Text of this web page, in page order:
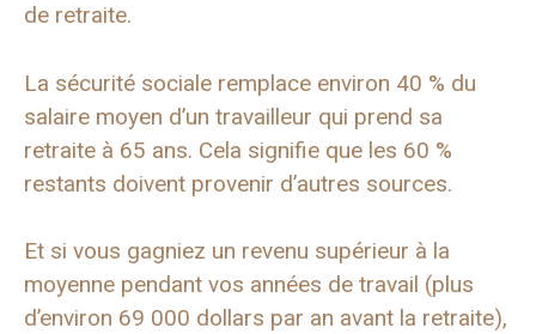
de retraite.
La sécurité sociale remplace environ 40 % du
salaire moyen d’un travailleur qui prend sa
retraite à 65 ans. Cela signifie que les 60 %
restants doivent provenir d’autres sources.
Et si vous gagniez un revenu supérieur à la
moyenne pendant vos années de travail (plus
d’environ 69 000 dollars par an avant la retraite),